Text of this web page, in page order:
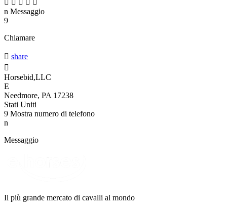
    
n Messaggio
9
Chiamare
 share

Horsebid,LLC
E
Needmore, PA 17238
Stati Uniti
9 Mostra numero di telefono
n
Messaggio
Il più grande mercato di cavalli al mondo